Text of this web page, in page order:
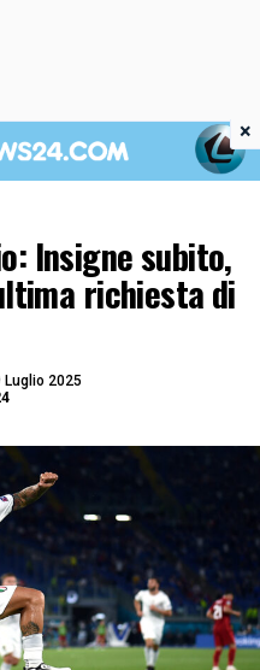
Insigne subito,
richiesta di
Luglio 2025
×